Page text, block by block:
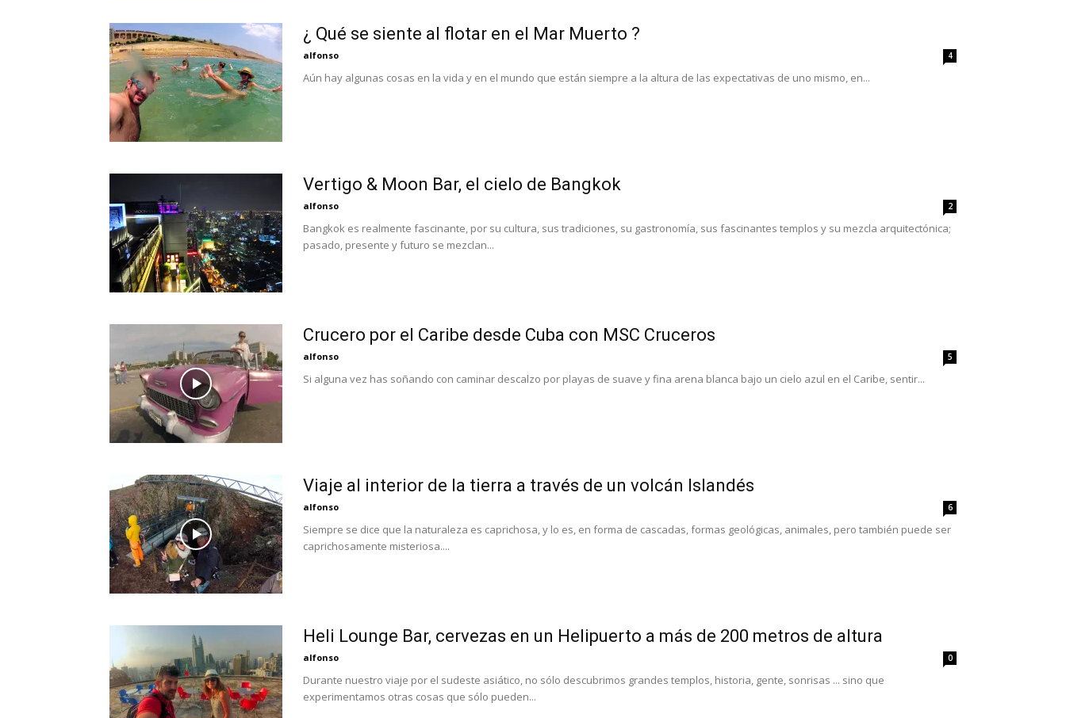
¿ Qué se siente al flotar en el Mar Muerto ?
alfonso 4
Aún hay algunas cosas en la vida y en el mundo que están siempre a la altura de las expectativas de uno mismo, en...
Vertigo & Moon Bar, el cielo de Bangkok
alfonso 2
Bangkok es realmente fascinante, por su cultura, sus tradiciones, su gastronomía, sus fascinantes templos y su mezcla arquitectónica;
pasado, presente y futuro se mezclan...
Crucero por el Caribe desde Cuba con MSC Cruceros
alfonso 5
Si alguna vez has soñando con caminar descalzo por playas de suave y fina arena blanca bajo un cielo azul en el Caribe, sentir...
Viaje al interior de la tierra a través de un volcán Islandés
alfonso 6
Siempre se dice que la naturaleza es caprichosa, y lo es, en forma de cascadas, formas geológicas, animales, pero también puede ser
caprichosamente misteriosa....
Heli Lounge Bar, cervezas en un Helipuerto a más de 200 metros de altura
alfonso 0
Durante nuestro viaje por el sudeste asiático, no sólo descubrimos grandes templos, historia, gente, sonrisas ... sino que
experimentamos otras cosas que sólo pueden...